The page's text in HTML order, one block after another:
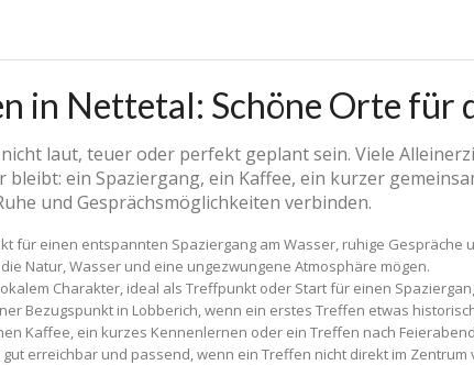
in Nettetal: Schöne Orte für
laut, teuer oder perfekt geplant sein. Viele
bleibt: ein Spaziergang, ein Kaffee, ein kurzer
und Gesprächsmöglichkeiten verbinden.
für einen entspannten Spaziergang am Wasser, ruhige Gespräche
Natur, Wasser und eine ungezwungene Atmosphäre mögen.
Charakter, ideal als Treffpunkt oder Start für einen
Bezugspunkt in Lobberich, wenn ein erstes Treffen etwas
Kaffee, ein kurzes Kennenlernen oder ein Treffen nach
gut erreichbar und passend, wenn ein Treffen nicht direkt im